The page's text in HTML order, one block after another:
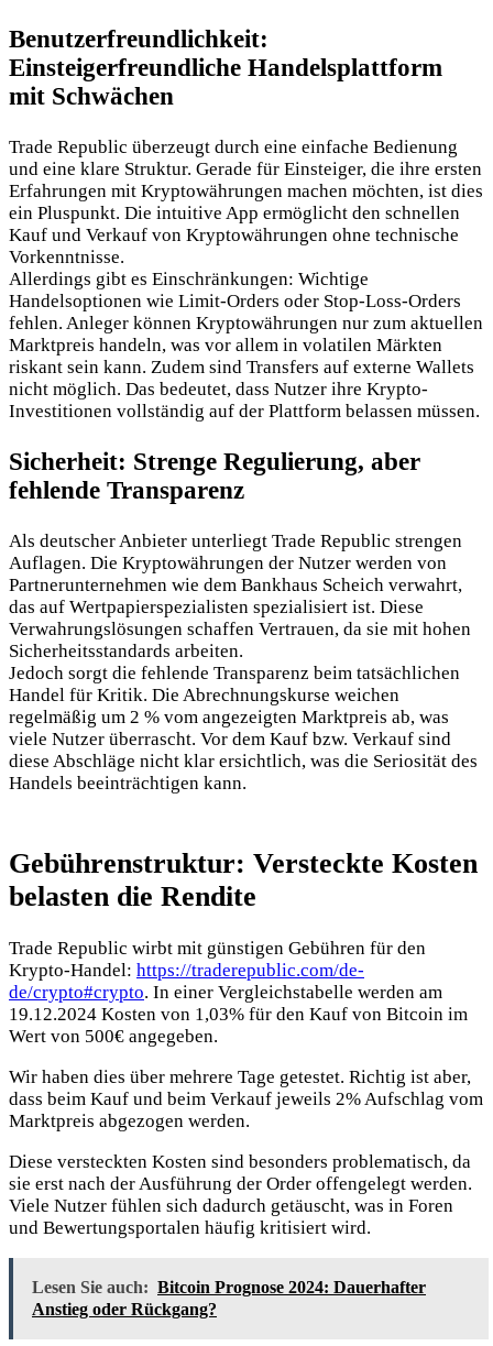
Benutzerfreundlichkeit:
Einsteigerfreundliche Handelsplattform
mit Schwächen
Trade Republic überzeugt durch eine einfache Bedienung
und eine klare Struktur. Gerade für Einsteiger, die ihre ersten
Erfahrungen mit Kryptowährungen machen möchten, ist dies
ein Pluspunkt. Die intuitive App ermöglicht den schnellen
Kauf und Verkauf von Kryptowährungen ohne technische
Vorkenntnisse.
Allerdings gibt es Einschränkungen: Wichtige
Handelsoptionen wie Limit-Orders oder Stop-Loss-Orders
fehlen. Anleger können Kryptowährungen nur zum aktuellen
Marktpreis handeln, was vor allem in volatilen Märkten
riskant sein kann. Zudem sind Transfers auf externe Wallets
nicht möglich. Das bedeutet, dass Nutzer ihre Krypto-
Investitionen vollständig auf der Plattform belassen müssen.
Sicherheit: Strenge Regulierung, aber
fehlende Transparenz
Als deutscher Anbieter unterliegt Trade Republic strengen
Auflagen. Die Kryptowährungen der Nutzer werden von
Partnerunternehmen wie dem Bankhaus Scheich verwahrt,
das auf Wertpapierspezialisten spezialisiert ist. Diese
Verwahrungslösungen schaffen Vertrauen, da sie mit hohen
Sicherheitsstandards arbeiten.
Jedoch sorgt die fehlende Transparenz beim tatsächlichen
Handel für Kritik. Die Abrechnungskurse weichen
regelmäßig um 2 % vom angezeigten Marktpreis ab, was
viele Nutzer überrascht. Vor dem Kauf bzw. Verkauf sind
diese Abschläge nicht klar ersichtlich, was die Seriosität des
Handels beeinträchtigen kann.
Gebührenstruktur: Versteckte Kosten
belasten die Rendite
Trade Republic wirbt mit günstigen Gebühren für den
Krypto-Handel: https://traderepublic.com/de-
de/crypto#crypto. In einer Vergleichstabelle werden am
19.12.2024 Kosten von 1,03% für den Kauf von Bitcoin im
Wert von 500€ angegeben.
Wir haben dies über mehrere Tage getestet. Richtig ist aber,
dass beim Kauf und beim Verkauf jeweils 2% Aufschlag vom
Marktpreis abgezogen werden.
Diese versteckten Kosten sind besonders problematisch, da
sie erst nach der Ausführung der Order offengelegt werden.
Viele Nutzer fühlen sich dadurch getäuscht, was in Foren
und Bewertungsportalen häufig kritisiert wird.
Lesen Sie auch: Bitcoin Prognose 2024: Dauerhafter
Anstieg oder Rückgang?